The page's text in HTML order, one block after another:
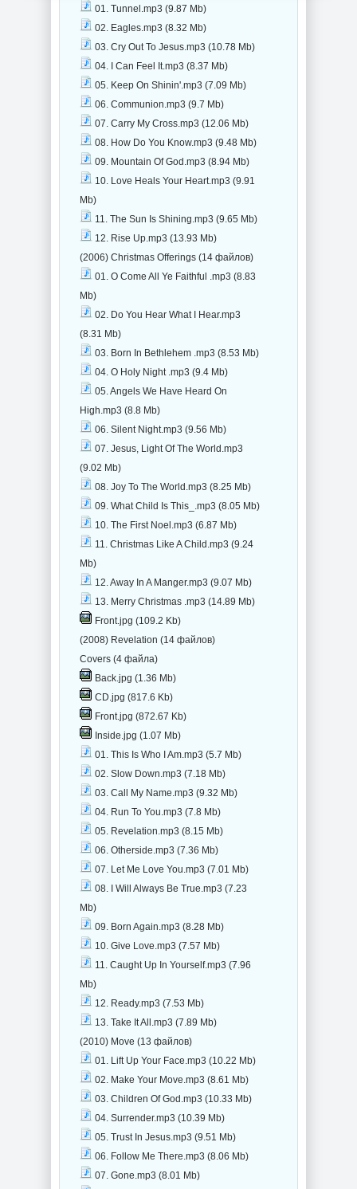
01. Tunnel.mp3 (9.87 Mb)
02. Eagles.mp3 (8.32 Mb)
03. Cry Out To Jesus.mp3 (10.78 Mb)
04. I Can Feel It.mp3 (8.37 Mb)
05. Keep On Shinin'.mp3 (7.09 Mb)
06. Communion.mp3 (9.7 Mb)
07. Carry My Cross.mp3 (12.06 Mb)
08. How Do You Know.mp3 (9.48 Mb)
09. Mountain Of God.mp3 (8.94 Mb)
10. Love Heals Your Heart.mp3 (9.91
Mb)
11. The Sun Is Shining.mp3 (9.65 Mb)
12. Rise Up.mp3 (13.93 Mb)
(2006) Christmas Offerings (14 файлов)
01. O Come All Ye Faithful .mp3 (8.83
Mb)
02. Do You Hear What I Hear.mp3
(8.31 Mb)
03. Born In Bethlehem .mp3 (8.53 Mb)
04. O Holy Night .mp3 (9.4 Mb)
05. Angels We Have Heard On
High.mp3 (8.8 Mb)
06. Silent Night.mp3 (9.56 Mb)
07. Jesus, Light Of The World.mp3
(9.02 Mb)
08. Joy To The World.mp3 (8.25 Mb)
09. What Child Is This_.mp3 (8.05 Mb)
10. The First Noel.mp3 (6.87 Mb)
11. Christmas Like A Child.mp3 (9.24
Mb)
12. Away In A Manger.mp3 (9.07 Mb)
13. Merry Christmas .mp3 (14.89 Mb)
Front.jpg (109.2 Kb)
(2008) Revelation (14 файлов)
Covers (4 файла)
Back.jpg (1.36 Mb)
CD.jpg (817.6 Kb)
Front.jpg (872.67 Kb)
Inside.jpg (1.07 Mb)
01. This Is Who I Am.mp3 (5.7 Mb)
02. Slow Down.mp3 (7.18 Mb)
03. Call My Name.mp3 (9.32 Mb)
04. Run To You.mp3 (7.8 Mb)
05. Revelation.mp3 (8.15 Mb)
06. Otherside.mp3 (7.36 Mb)
07. Let Me Love You.mp3 (7.01 Mb)
08. I Will Always Be True.mp3 (7.23
Mb)
09. Born Again.mp3 (8.28 Mb)
10. Give Love.mp3 (7.57 Mb)
11. Caught Up In Yourself.mp3 (7.96
Mb)
12. Ready.mp3 (7.53 Mb)
13. Take It All.mp3 (7.89 Mb)
(2010) Move (13 файлов)
01. Lift Up Your Face.mp3 (10.22 Mb)
02. Make Your Move.mp3 (8.61 Mb)
03. Children Of God.mp3 (10.33 Mb)
04. Surrender.mp3 (10.39 Mb)
05. Trust In Jesus.mp3 (9.51 Mb)
06. Follow Me There.mp3 (8.06 Mb)
07. Gone.mp3 (8.01 Mb)